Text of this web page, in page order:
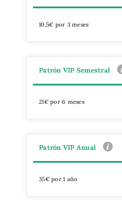
10,5€ por 3 meses
Patrón VIP Semestral
21€ por 6 meses
Patrón VIP Anual
35€ por 1 año